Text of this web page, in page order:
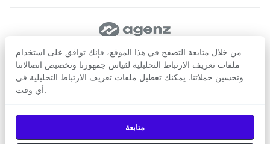
تابعنا
حمّل من حمّل من
© 2026
Agenz— جميع الحقوق محفوظة.
من خلال متابعة التصفح في هذا الموقع، فإنك توافق على استخدام
ملفات تعريف الارتباط التحليلية لقياس جمهورنا وتخصيص اتصالاتنا
وتحسين حملاتنا. يمكنك تعطيل ملفات تعريف الارتباط التحليلية في
أي وقت.
متابعة